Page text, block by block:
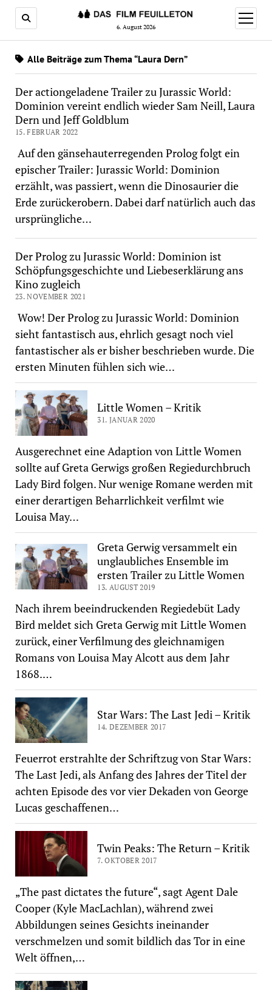
6. August 2026
Menü
öffnen
Alle Beiträge zum Thema “Laura Dern”
Der actiongeladene Trailer zu Jurassic World:
Dominion vereint endlich wieder Sam Neill, Laura
Dern und Jeff Goldblum
15. FEBRUAR 2022
Auf den gänsehauterregenden Prolog folgt ein
epischer Trailer: Jurassic World: Dominion
erzählt, was passiert, wenn die Dinosaurier die
Erde zurückerobern. Dabei darf natürlich auch das
ursprüngliche…
Der Prolog zu Jurassic World: Dominion ist
Schöpfungsgeschichte und Liebeserklärung ans
Kino zugleich
23. NOVEMBER 2021
Wow! Der Prolog zu Jurassic World: Dominion
sieht fantastisch aus, ehrlich gesagt noch viel
fantastischer als er bisher beschrieben wurde. Die
ersten Minuten fühlen sich wie…
Little Women – Kritik
31. JANUAR 2020
Ausgerechnet eine Adaption von Little Women
sollte auf Greta Gerwigs großen Regiedurchbruch
Lady Bird folgen. Nur wenige Romane werden mit
einer derartigen Beharrlichkeit verfilmt wie
Louisa May…
Greta Gerwig versammelt ein
unglaubliches Ensemble im
ersten Trailer zu Little Women
13. AUGUST 2019
Nach ihrem beeindruckenden Regiedebüt Lady
Bird meldet sich Greta Gerwig mit Little Women
zurück, einer Verfilmung des gleichnamigen
Romans von Louisa May Alcott aus dem Jahr
1868.…
Star Wars: The Last Jedi – Kritik
14. DEZEMBER 2017
Feuerrot erstrahlte der Schriftzug von Star Wars:
The Last Jedi, als Anfang des Jahres der Titel der
achten Episode des vor vier Dekaden von George
Lucas geschaffenen…
Twin Peaks: The Return – Kritik
7. OKTOBER 2017
„The past dictates the future“, sagt Agent Dale
Cooper (Kyle MacLachlan), während zwei
Abbildungen seines Gesichts ineinander
verschmelzen und somit bildlich das Tor in eine
Welt öffnen,…